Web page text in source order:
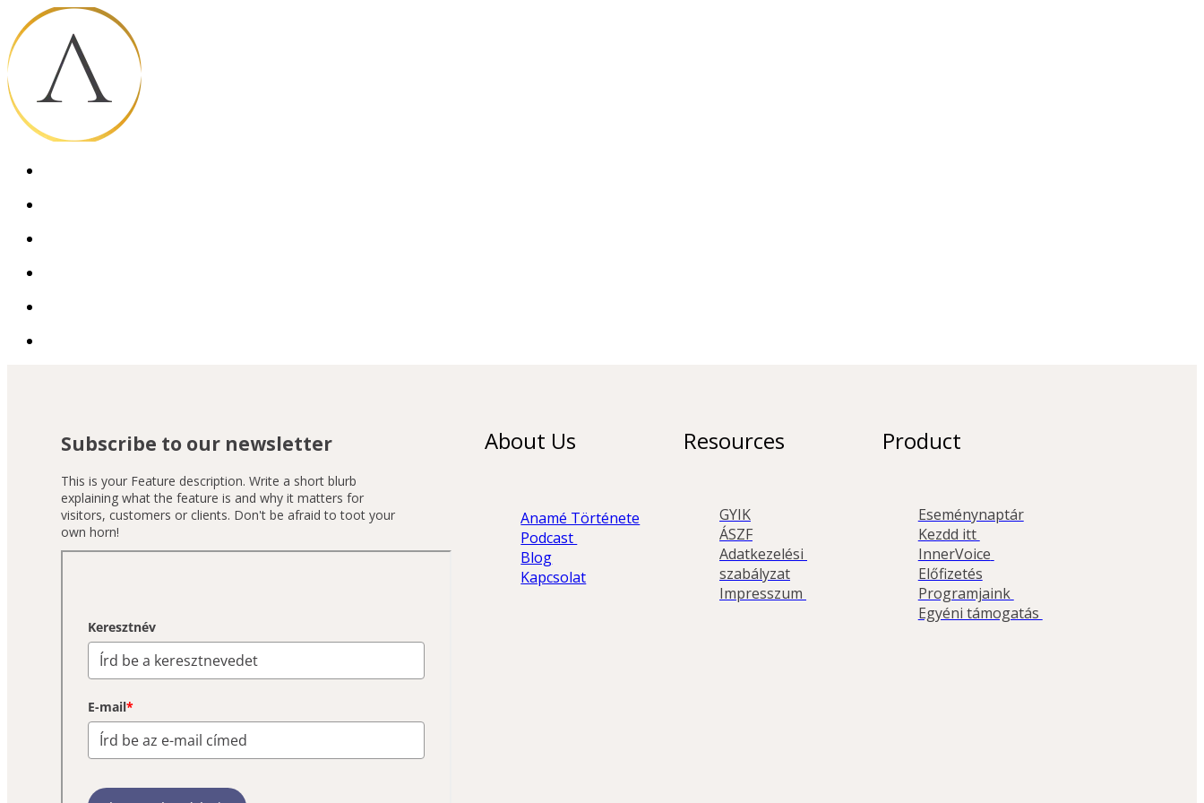
About Us
Anamé Története
Podcast
Blog
Kapcsolat
Resources
GYIK
ÁSZF
Adatkezelési
szabályzat
Impresszum
Subscribe to our newsletter
This is your Feature description. Write a short blurb
explaining what the feature is and why it matters for
visitors, customers or clients. Don't be afraid to toot your
own horn!
Product
Eseménynaptár
Kezdd itt
InnerVoice
Előfizetés
Programjaink
Egyéni támogatás